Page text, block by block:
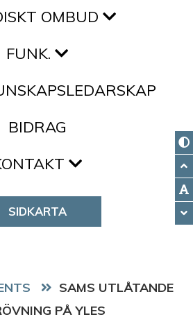
OMBUD
FUNK.
BIDRAG
SIDKARTA
SAMS UTLÅTANDE
PÅ YLES